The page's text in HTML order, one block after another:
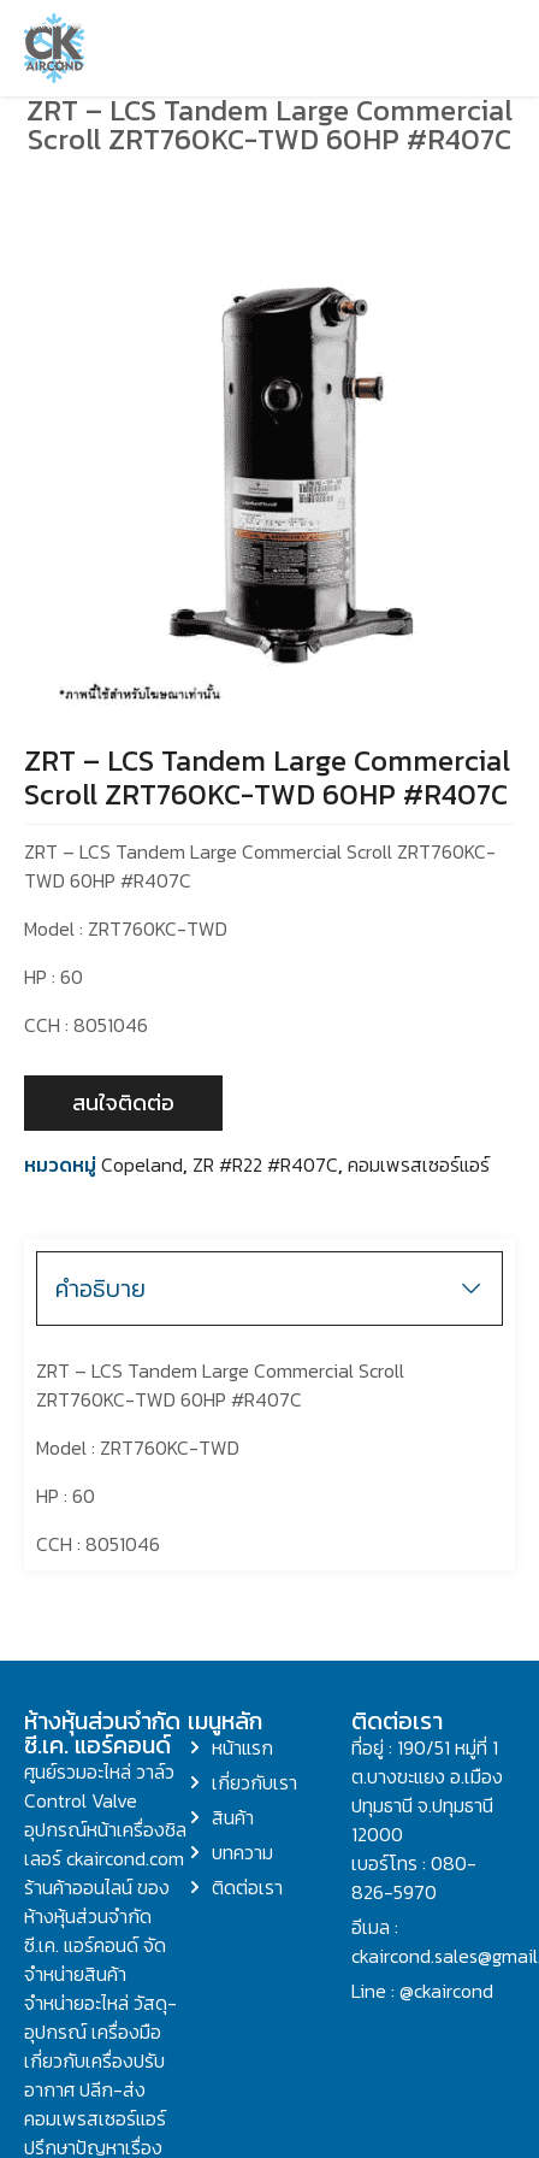
ZRT – LCS Tandem Large Commercial
Scroll ZRT760KC-TWD 60HP #R407C
ZRT – LCS Tandem Large Commercial
Scroll ZRT760KC-TWD 60HP #R407C
ZRT – LCS Tandem Large Commercial Scroll ZRT760KC-
TWD 60HP #R407C
Model : ZRT760KC-TWD
HP : 60
CCH : 8051046
สนใจติดต่อ
หมวดหมู่Copeland, ZR #R22 #R407C, คอมเพรสเซอร์แอร์
คำอธิบาย
ZRT – LCS Tandem Large Commercial Scroll
ZRT760KC-TWD 60HP #R407C
Model : ZRT760KC-TWD
HP : 60
CCH : 8051046
ห้างหุ้นส่วนจำกัด
ซี.เค. แอร์คอนด์
ศูนย์รวมอะไหล่ วาล์ว
Control Valve
อุปกรณ์หน้าเครื่องชิล
เลอร์ ckaircond.com
ร้านค้าออนไลน์ ของ
ห้างหุ้นส่วนจำกัด
ซี.เค. แอร์คอนด์ จัด
จำหน่ายสินค้า
จำหน่ายอะไหล่ วัสดุ-
อุปกรณ์ เครื่องมือ
เกี่ยวกับเครื่องปรับ
อากาศ ปลีก-ส่ง
คอมเพรสเซอร์แอร์
ปรึกษาปัญหาเรื่อง
เมนูหลัก
หน้าแรก
เกี่ยวกับเรา
สินค้า
บทความ
ติดต่อเรา
ติดต่อเรา
ที่อยู่ : 190/51 หมู่ที่ 1
ต.บางขะแยง อ.เมือง
ปทุมธานี จ.ปทุมธานี
12000
เบอร์โทร : 080-
826-5970
อีเมล :
Line : @ckaircond